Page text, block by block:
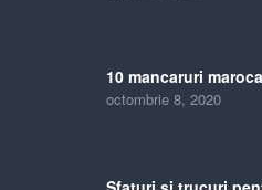
10 mancaruri
octombrie 8, 2020